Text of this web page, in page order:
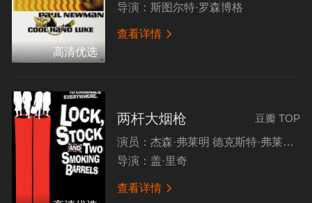
高清优选
导演： 斯图尔特·罗森博格
查看详情 
豆瓣 TOP
两杆大烟枪
演员： 杰森·弗莱明 德克斯特·弗莱彻 尼克·莫兰 杰森·斯坦森
导演： 盖·里奇
查看详情 